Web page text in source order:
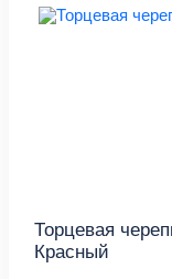
Торцевая
Красный